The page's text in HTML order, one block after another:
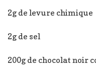
2g de levure chimique
2g de sel
200g de chocolat noir